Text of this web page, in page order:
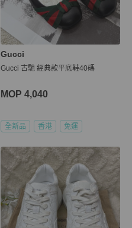
Gucci
Gucci 古馳 經典款平底鞋40碼
MOP 4,040
全新品 香港 免運